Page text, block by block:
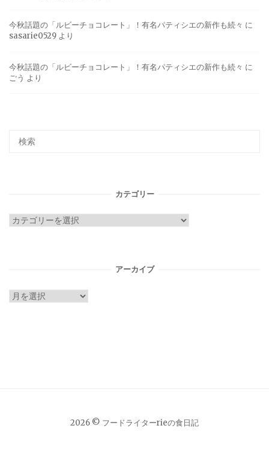
今秋話題の「ルビーチョコレート」！有名パティシエの新作も続々 に
sasarie0529 より
今秋話題の「ルビーチョコレート」！有名パティシエの新作も続々 に
ごう より
カテゴリー
カ
アーカイブ
ア
2026 © フードライターrieの食日記